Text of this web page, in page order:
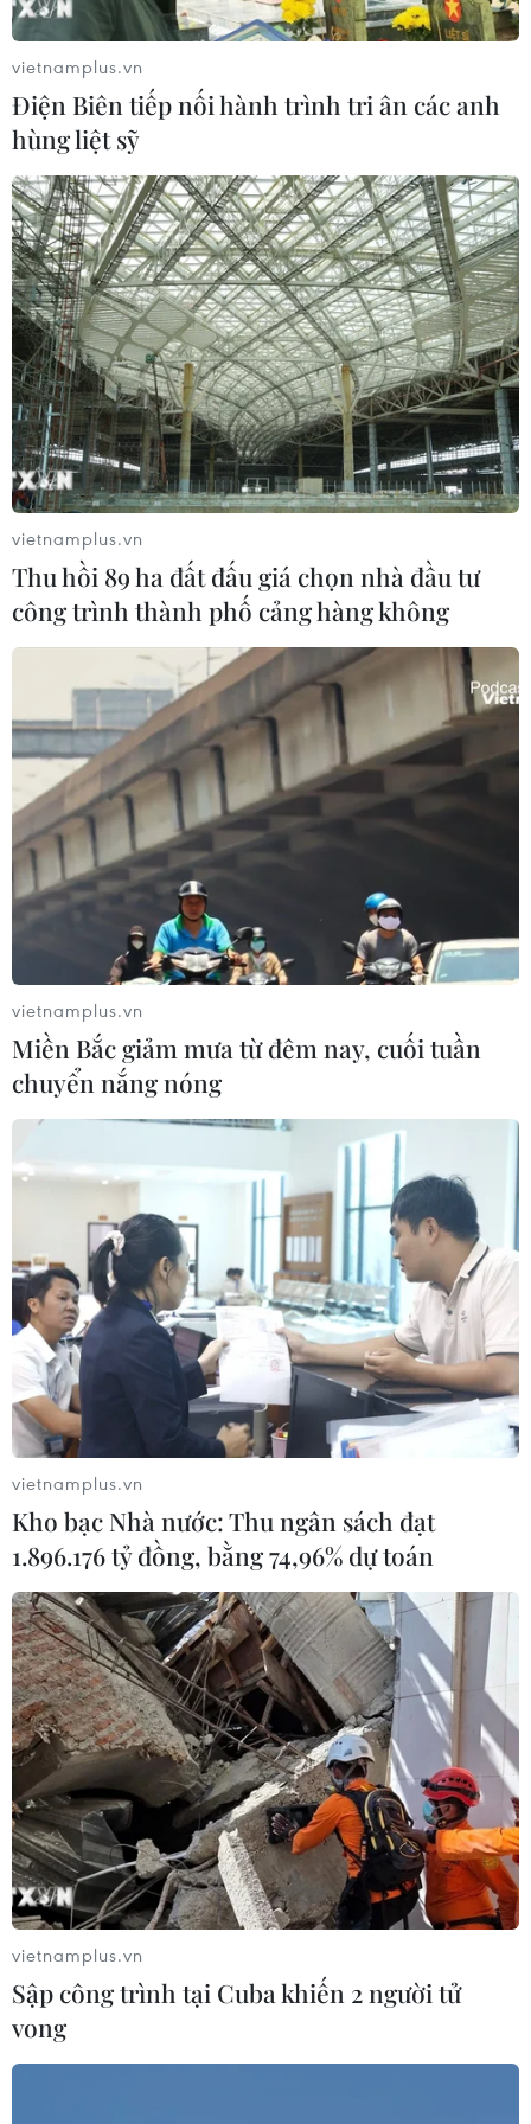
Chính phủ Colombia và nhóm vũ trang
ELN tiếp tục đàm phán hòa bình
11/04/2024 06:45
Trưởng đoàn đàm phán của Chính phủ Colombia cho
biết hy vọng đến ngày 22/4 tới, Chính phủ và nhóm vũ
trang Quân đội Giải phóng Quốc gia (ELN) sẽ có quyết
định tạo ra những tiến triển mới.
vietnamplus.vn
Điện Biên tiếp nối hành trình tri ân các anh
hùng liệt sỹ
vietnamplus.vn
Thu hồi 89 ha đất đấu giá chọn nhà đầu tư
công trình thành phố cảng hàng không
vietnamplus.vn
Miền Bắc giảm mưa từ đêm nay, cuối tuần
chuyển nắng nóng
vietnamplus.vn
Kho bạc Nhà nước: Thu ngân sách đạt
1.896.176 tỷ đồng, bằng 74,96% dự toán
vietnamplus.vn
Sập công trình tại Cuba khiến 2 người tử
vong